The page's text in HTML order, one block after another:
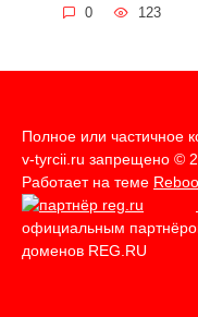
0 123
Полное или частичное
v-tyrcii.ru запрещено ©
Работает на теме
официальным
доменов REG.RU